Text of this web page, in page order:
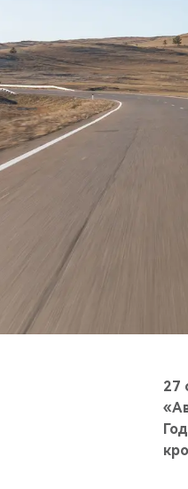
27